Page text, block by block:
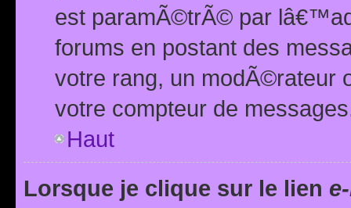
est paramÃ©trÃ© par
forums en postant des
votre rang, un modÃ©rateur
votre compteur de
Haut
Lorsque je clique sur le lien